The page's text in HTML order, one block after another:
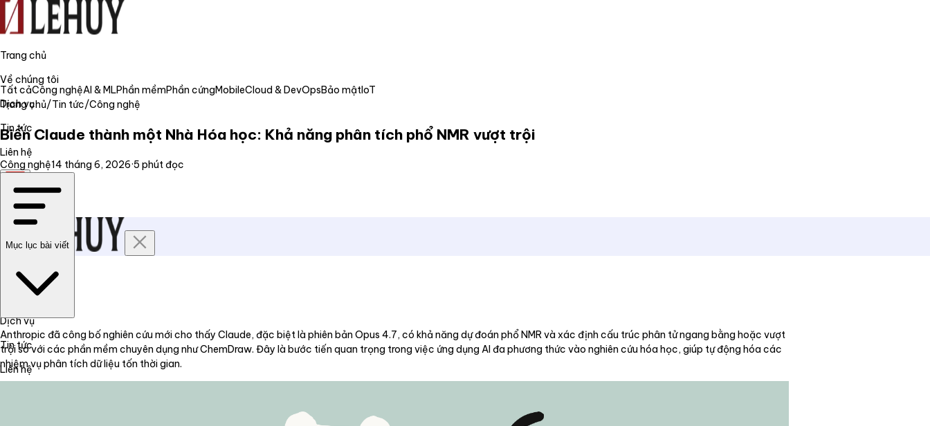
Trang chủ
Về chúng tôi
Dịch vụ
Tin tức
Liên hệ
Trang chủ
Về chúng tôi
Dịch vụ
Tin tức
Liên hệ
Tất cảCông nghệAI & MLPhần mềmPhần cứngMobileCloud & DevOpsBảo mậtIoT
Trang chủ/Tin tức/Công nghệ
Biến Claude thành một Nhà Hóa học: Khả năng phân tích phổ NMR vượt trội
Công nghệ14 tháng 6, 2026·5 phút đọc
Mục lục bài viết
Anthropic đã công bố nghiên cứu mới cho thấy Claude, đặc biệt là phiên bản Opus 4.7, có khả năng dự đoán phổ NMR và xác định cấu trúc phân tử ngang bằng hoặc vượt
trội so với các phần mềm chuyên dụng như ChemDraw. Đây là bước tiến quan trọng trong việc ứng dụng AI đa phương thức vào nghiên cứu hóa học, giúp tự động hóa các
nhiệm vụ phân tích dữ liệu tốn thời gian.